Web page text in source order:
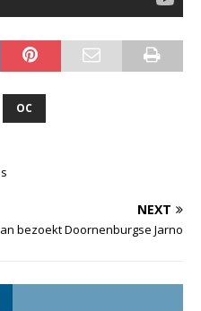
OC
NEXT
bezoekt Doornenburgse Jarno